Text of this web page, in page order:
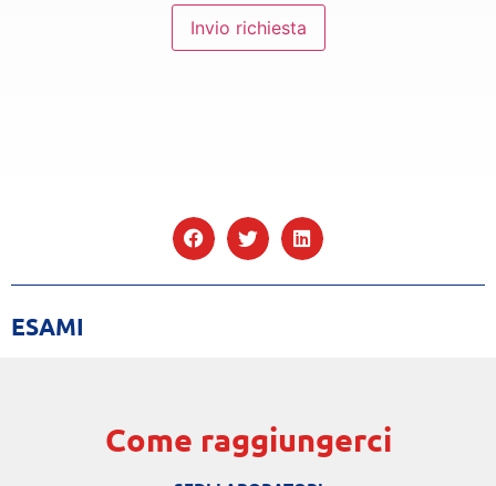
Invio richiesta
ESAMI
Come raggiungerci